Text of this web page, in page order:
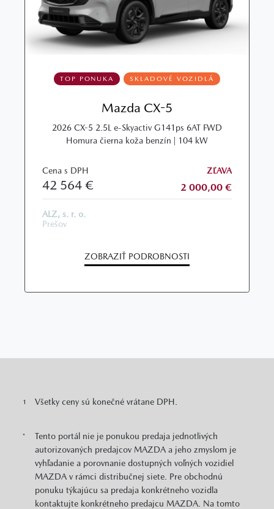
TOP PONUKA SKLADOVÉ VOZIDLÁ
Mazda CX-5
2026 CX-5 2.5L e-Skyactiv G141ps 6AT FWD
Homura čierna koža benzín | 104 kW
Cena s DPH
42 564 €
ZĽAVA
2 000,00 €
ALZ, s. r. o.
Prešov
ZOBRAZIŤ PODROBNOSTI
1 Všetky ceny sú konečné vrátane DPH.
*
Tento portál nie je ponukou predaja jednotlivých
autorizovaných predajcov MAZDA a jeho zmyslom je
vyhľadanie a porovnanie dostupných voľných vozidiel
MAZDA v rámci distribučnej siete. Pre obchodnú
ponuku týkajúcu sa predaja konkrétneho vozidla
kontaktujte konkrétneho predajcu MAZDA. Na tomto